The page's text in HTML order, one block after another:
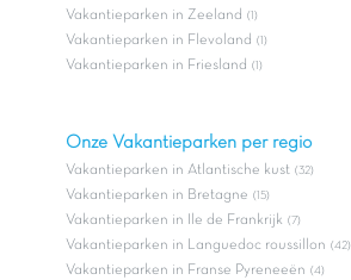
Vakantieparken in Zeeland (1)
Vakantieparken in Flevoland (1)
Vakantieparken in Friesland (1)
Onze Vakantieparken per regio
Vakantieparken in Atlantische kust (32)
Vakantieparken in Bretagne (15)
Vakantieparken in Ile de Frankrijk (7)
Vakantieparken in Languedoc roussillon (42)
Vakantieparken in Franse Pyreneeën (4)